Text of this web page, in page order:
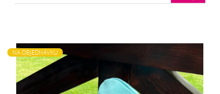
NA OBJEDNÁVKU